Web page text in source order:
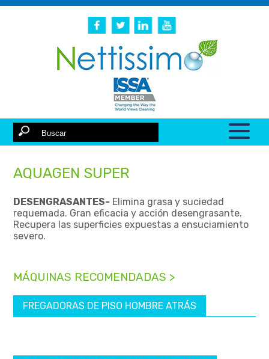
AQUAGEN SUPER
DESENGRASANTES- Elimina grasa y suciedad
requemada. Gran eficacia y acción desengrasante.
Recupera las superficies expuestas a ensuciamiento
severo.
MÁQUINAS RECOMENDADAS >
FREGADORAS DE PISO HOMBRE ATRÁS